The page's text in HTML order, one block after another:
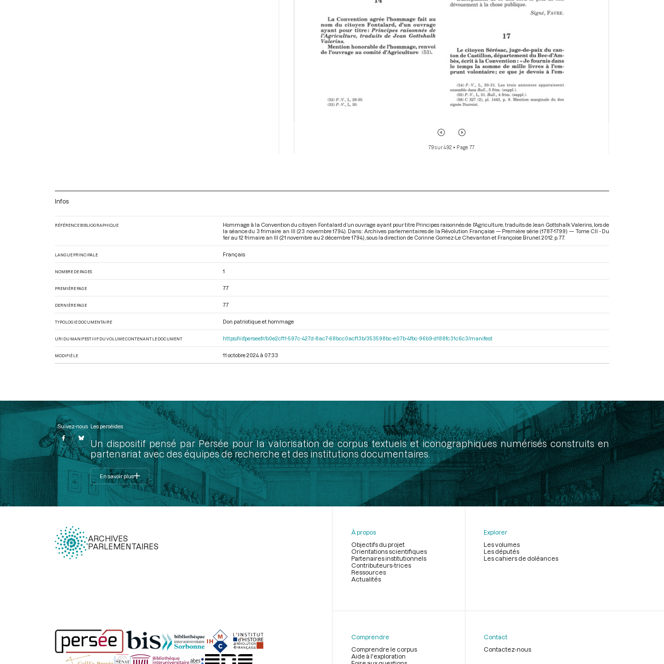
79 sur 492 • Page 77
Infos
RÉFÉRENCE BIBLIOGRAPHIQUE
Hommage à la Convention du citoyen Fontalard d’un ouvrage ayant pour titre Principes raisonnés de l'Agriculture, traduits de Jean Gottshalk Valerins, lors de
la séance du 3 frimaire an III (23 novembre 1794). Dans : Archives parlementaires de la Révolution Française — Première série (1787-1799) — Tome CII - Du
1er au 12 frimaire an III (21 novembre au 2 décembre 1794) , sous la direction de Corinne Gomez-Le Chevanton et Françoise Brunel. 2012. p. 77.
LANGUE PRINCIPALE Français
NOMBRE DE PAGES 1
PREMIÈRE PAGE 77
DERNIÈRE PAGE 77
TYPOLOGIE DOCUMENTAIRE Don patriotique et hommage
URI DU MANIFEST IIIF DU VOLUME CONTENANT LE DOCUMENT https://iiif.persee.fr/b0e2cf11-597c-427d-8ac7-68bcc0acf13b/353598bc-e07b-4fbc-96b9-d188fc31c6c3/manifest
MODIFIÉ LE 11 octobre 2024 à 07:33
Suivez-nous Les perséides
Un dispositif pensé par Persée pour la valorisation de corpus textuels et iconographiques numérisés construits en
partenariat avec des équipes de recherche et des institutions documentaires.
En savoir plus
ARCHIVES
PARLEMENTAIRES
page
À propos
Objectifs du projet
Orientations scientifiques
Partenaires institutionnels
Contributeurs-trices
Ressources
Actualités
Explorer
Les volumes
Les députés
Les cahiers de doléances
Comprendre
Comprendre le corpus
Aide à l'exploration
Contact
Contactez-nous